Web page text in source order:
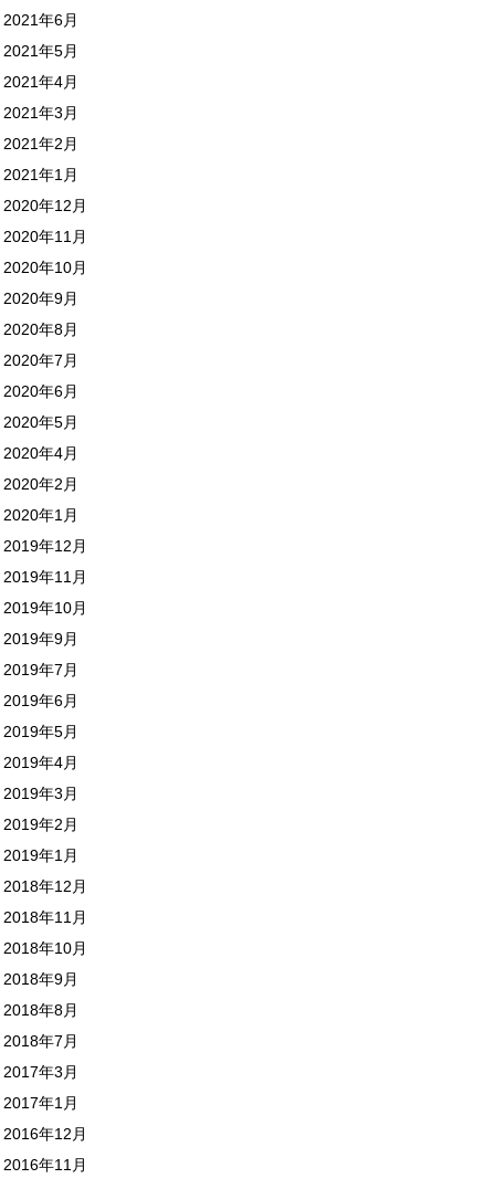
2021年6月
2021年5月
2021年4月
2021年3月
2021年2月
2021年1月
2020年12月
2020年11月
2020年10月
2020年9月
2020年8月
2020年7月
2020年6月
2020年5月
2020年4月
2020年2月
2020年1月
2019年12月
2019年11月
2019年10月
2019年9月
2019年7月
2019年6月
2019年5月
2019年4月
2019年3月
2019年2月
2019年1月
2018年12月
2018年11月
2018年10月
2018年9月
2018年8月
2018年7月
2017年3月
2017年1月
2016年12月
2016年11月